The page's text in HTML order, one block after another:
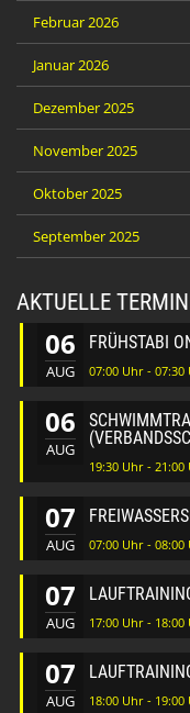
Februar 2026
Januar 2026
Dezember 2025
November 2025
Oktober 2025
September 2025
AKTUELLE
06
AUG
FRÜHSTABI
07:00 Uhr - 07:30
06
AUG
19:30 Uhr - 21:00
07
AUG 07:00 Uhr - 08:00
07
AUG 17:00 Uhr - 18:00
07
AUG 18:00 Uhr - 19:00